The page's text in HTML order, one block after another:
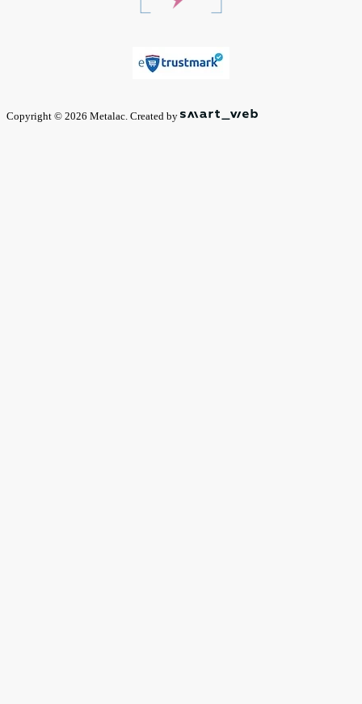
Copyright © 2026 Metalac. Created by